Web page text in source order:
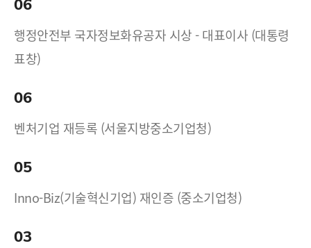
06
행정안전부 국자정보화유공자 시상 - 대표이사 (대통령
표창)
06
벤처기업 재등록 (서울지방중소기업청)
05
Inno-Biz(기술혁신기업) 재인증 (중소기업청)
03